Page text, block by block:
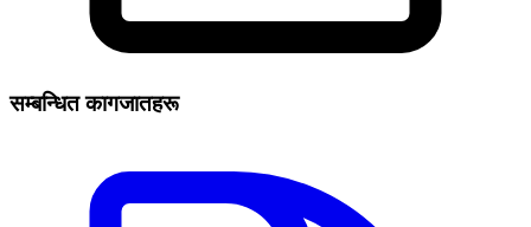
सम्बन्धित कागजातहरू